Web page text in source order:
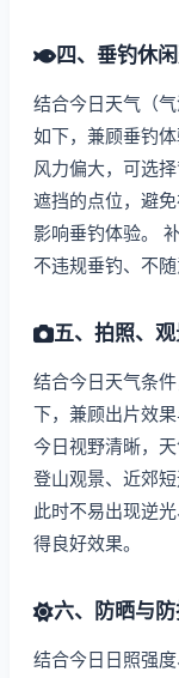
四、垂钓休
结合今日天气（
如下，兼顾垂钓体
风力偏大，可选
遮挡的点位，避
影响垂钓体验。
不违规垂钓、不
五、拍照、
结合今日天气条
下，兼顾出片效果
今日视野清晰，
登山观景、近郊
此时不易出现逆
得良好效果。
六、防晒与
结合今日日照强